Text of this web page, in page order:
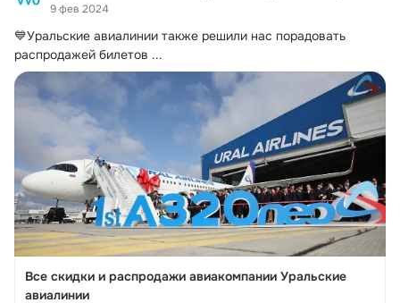
9 фев 2024
💙Уральские авиалинии также решили нас порадовать
распродажей билетов ...
Все скидки и распродажи авиакомпании Уральские
авиалинии